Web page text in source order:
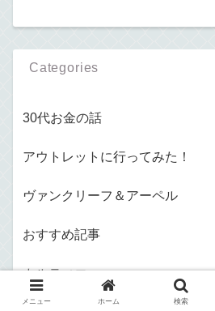
Categories
30代お金の話
アウトレットに行ってみた！
ヴァンクリーフ＆アーペル
おすすめ記事
カルティエ
メニュー ホーム 検索